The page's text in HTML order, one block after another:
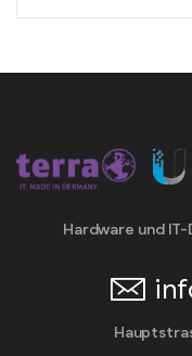
Hardware und